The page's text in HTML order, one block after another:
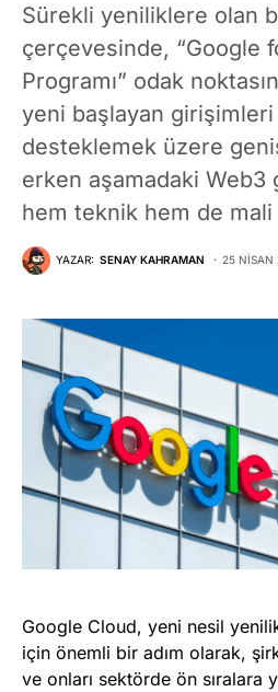
Sürekli yeniliklere olan
çerçevesinde, “Google
Programı” odak
yeni başlayan
desteklemek üzere
erken aşamadaki
hem teknik hem de mali
YAZAR: SENAY KAHRAMAN 25 NISAN
Google Cloud, yeni nesil
için önemli bir adım olarak,
ve onları sektörde ön sıralara